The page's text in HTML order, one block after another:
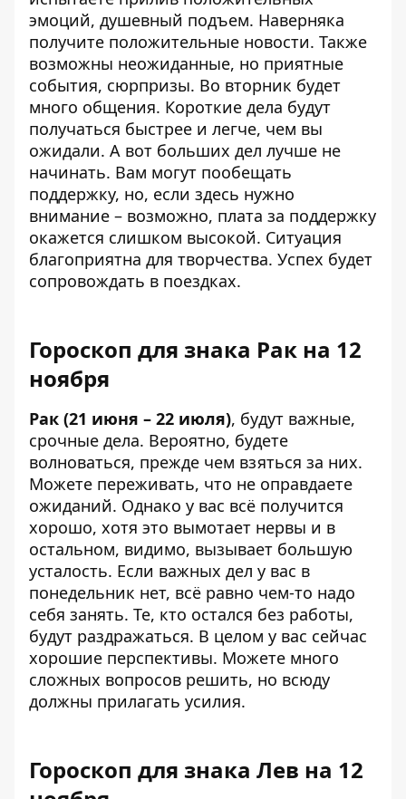
эмоций, душевный подъем. Наверняка
получите положительные новости. Также
возможны неожиданные, но приятные
события, сюрпризы. Во вторник будет
много общения. Короткие дела будут
получаться быстрее и легче, чем вы
ожидали. А вот больших дел лучше не
начинать. Вам могут пообещать
поддержку, но, если здесь нужно
внимание – возможно, плата за поддержку
окажется слишком высокой. Ситуация
благоприятна для творчества. Успех будет
сопровождать в поездках.
Гороскоп для знака Рак на 12
ноября
Рак (21 июня – 22 июля), будут важные,
срочные дела. Вероятно, будете
волноваться, прежде чем взяться за них.
Можете переживать, что не оправдаете
ожиданий. Однако у вас всё получится
хорошо, хотя это вымотает нервы и в
остальном, видимо, вызывает большую
усталость. Если важных дел у вас в
понедельник нет, всё равно чем-то надо
себя занять. Те, кто остался без работы,
будут раздражаться. В целом у вас сейчас
хорошие перспективы. Можете много
сложных вопросов решить, но всюду
должны прилагать усилия.
Гороскоп для знака Лев на 12